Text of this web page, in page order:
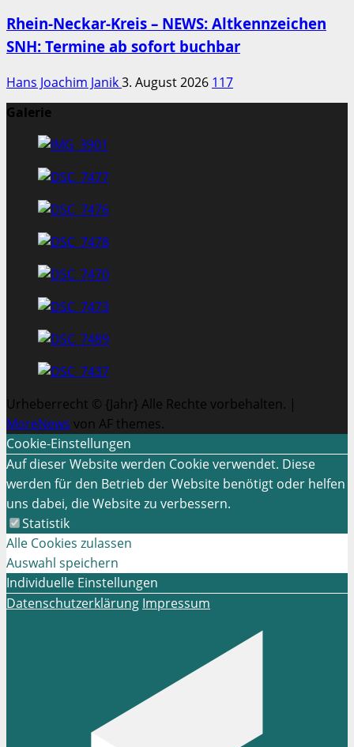
Rhein-Neckar-Kreis – NEWS: Altkennzeichen
SNH: Termine ab sofort buchbar
Hans Joachim Janik3. August 2026 117
Galerie
Urheberrecht © {Jahr} Alle Rechte vorbehalten. |
MoreNews von AF themes.
Cookie-Einstellungen
Auf dieser Website werden Cookie verwendet. Diese
werden für den Betrieb der Website benötigt oder helfen
uns dabei, die Website zu verbessern.
Statistik
Alle Cookies zulassen
Auswahl speichern
Individuelle Einstellungen
Datenschutzerklärung Impressum